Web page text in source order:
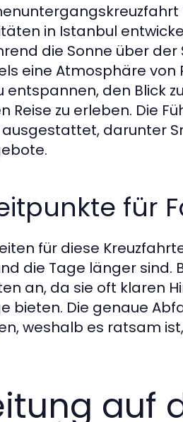
in Istanbul
die Sonne über
eine Atmosphäre
entspannen, den Blick
Reise zu erleben. Die
darunter
für
für diese
die Tage länger
an, da sie oft klaren
bieten. Die genaue
weshalb es ratsam
auf